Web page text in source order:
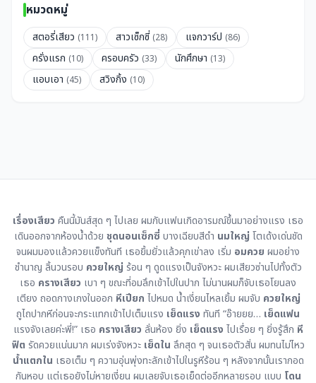
หมวดหมู่
สตอรี่เสียว (111) สาวเซ็กซี่ (28) แจกวาร์ป (86)
ครั่งแรก (10) ครอบครัว (33) นักศึกษา (13)
แอบเอา (45) สวิงกิ้ง (10)
เรื่องเสียว คืนนี้มันส์สุด ๆ ไปเลย ผมกับแฟนเกิดอารมณ์ขึ้นมาอย่างแรง เธอ
เดินออกจากห้องน้ำด้วย ชุดนอนเซ็กซี่ บางเฉียบสีดำ นมใหญ่ โตเด้งเด่นชัด
จนผมมองแล้วควยแข็งทันที เธอยิ้มยั่วแล้วคุกเข่าลง เริ่ม อมควย ผมอย่าง
ชำนาญ ลิ้นวนรอบ ควยใหญ่ ร้อน ๆ ดูดแรงเป็นจังหวะ ผมเสียวซ่านไปทั้งตัว
เธอ ครางเสียว เบา ๆ ขณะที่อมลึกเข้าไปในปาก ไม่นานผมก็จับเธอโยนลง
เตียง ถอดกางเกงในออก หีเปียก ไปหมด น้ำเงี่ยนไหลเยิ้ม ผมจับ ควยใหญ่
ถูไถปากหีก่อนจะกระแทกเข้าไปเต็มแรง เย็ดแรง ทันที “อ๊ายยย… เย็ดแฟน
แรงจังเลยค่ะพี่!” เธอ ครางเสียว ลั่นห้อง ยิ่ง เย็ดแรง ไปเรื่อย ๆ ยิ่งรู้สึก หี
ฟิต รัดควยแน่นมาก ผมเร่งจังหวะ เย็ดใน ลึกสุด ๆ จนเธอตัวสั่น ผมทนไม่ไหว
น้ำแตกใน เธอเต็ม ๆ ความอุ่นพุ่งทะลักเข้าไปในรูหีร้อน ๆ หลังจากนั้นเรากอด
กันหอบ แต่เธอยังไม่หายเงี่ยน ผมเลยจับเธอเย็ดต่ออีกหลายรอบ แบบ โดน